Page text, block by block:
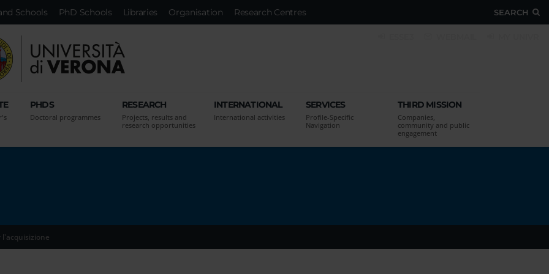
SEARCH
Schools PhD Schools Libraries Organisation Research Centres
PHDS
Doctoral programmes
RESEARCH
Projects, results and
research opportunities
INTERNATIONAL
International activities
SERVICES
Profile-Specific
Navigation
THIRD MISSION
Companies,
community and public
engagement
l'acquisizione